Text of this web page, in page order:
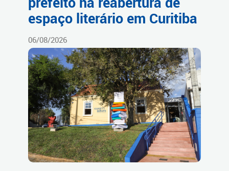
espaço literário em Curitiba
06/08/2026